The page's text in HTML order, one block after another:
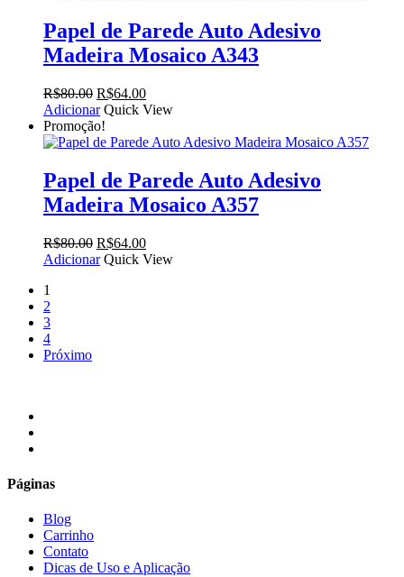
Papel de Parede Auto Adesivo
Madeira Mosaico A343
R$80.00 O
preço
original
era:
R$64.00O
preço
é:
Adicionar Quick View
Promoção!
Papel de Parede Auto Adesivo
Madeira Mosaico A357
R$80.00 O
preço
R$64.00O
preço
Adicionar Quick View
1
2
3
4
Próximo
Páginas
Blog
Carrinho
Contato
Dicas de Uso e Aplicação